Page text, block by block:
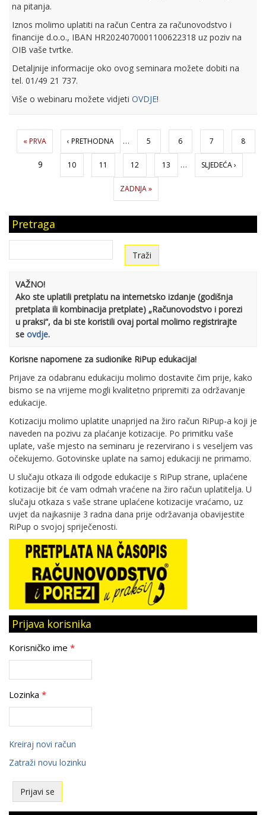
na pitanja.
Iznos molimo uplatiti na račun Centra za računovodstvo i
financije d.o.o., IBAN HR2024070001100622318 uz poziv na
OIB vaše tvrtke.
Detaljnije informacije oko ovog seminara možete dobiti na
tel. 01/49 21 737.
Više o webinaru možete vidjeti OVDJE!
Stranice
« PRVA ‹ PRETHODNA … 5 6 7 8
9 10 11 12 13 … SLJEDEĆA ›
ZADNJA »
Pretraga
VAŽNO!
Ako ste uplatili pretplatu na internetsko izdanje (godišnja
pretplata ili kombinacija pretplate) „Računovodstvo i porezi
u praksi“, da bi ste koristili ovaj portal molimo registrirajte
se ovdje.
Korisne napomene za sudionike RiPup edukacija!
Prijave za odabranu edukaciju molimo dostavite čim prije, kako
bismo se na vrijeme mogli kvalitetno pripremiti za održavanje
edukacije.
Kotizaciju molimo uplatite unaprijed na žiro račun RiPup-a koji je
naveden na pozivu za plaćanje kotizacije. Po primitku vaše
uplate, vaše mjesto na seminaru je rezervirano i s veseljem vas
očekujemo. Gotovinske uplate na samoj edukaciji ne primamo.
U slučaju otkaza ili odgode edukacije s RiPup strane, uplaćene
kotizacije bit će vam odmah vraćene na žiro račun uplatitelja. U
slučaju otkaza s vaše strane uplaćene kotizacije vraćamo, uz
uvjet da najkasnije 3 radna dana prije održavanja obavijestite
RiPup o svojoj spriječenosti.
Prijava korisnika
Korisničko ime *
Lozinka *
Kreiraj novi račun
Zatraži novu lozinku